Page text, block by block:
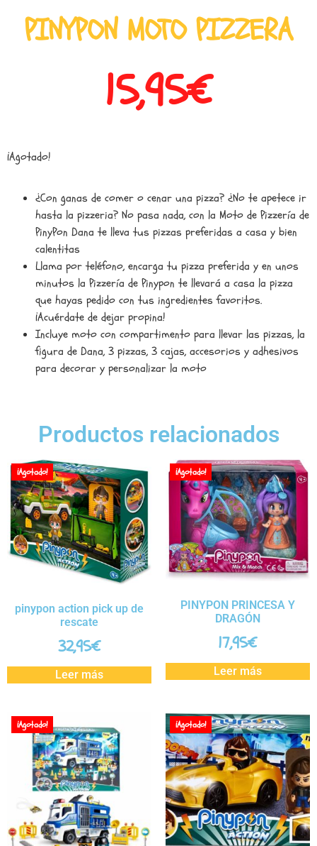
PINYPON MOTO PIZZERA
15,95€
¡Agotado!
¿Con ganas de comer o cenar una pizza? ¿No te apetece ir
hasta la pizzeria? No pasa nada, con la Moto de Pizzería de
PinyPon Dana te lleva tus pizzas preferidas a casa y bien
calentitas
Llama por teléfono, encarga tu pizza preferida y en unos
minutos la Pizzería de Pinypon te llevará a casa la pizza
que hayas pedido con tus ingredientes favoritos.
¡Acuérdate de dejar propina!
Incluye moto con compartimento para llevar las pizzas, la
figura de Dana, 3 pizzas, 3 cajas, accesorios y adhesivos
para decorar y personalizar la moto
Productos relacionados
¡Agotado!
pinypon action pick up de
rescate
32,95€
Leer más
¡Agotado!
PINYPON PRINCESA Y
DRAGÓN
17,95€
Leer más
¡Agotado! ¡Agotado!